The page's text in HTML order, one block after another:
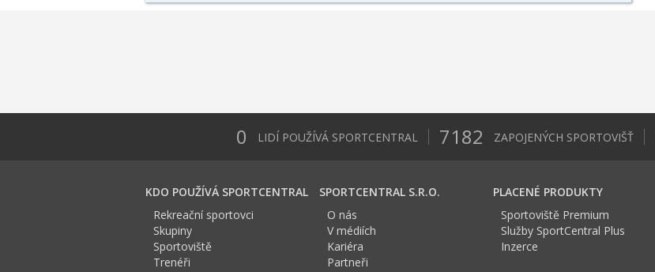
0 LIDÍ POUŽÍVÁ SPORTCENTRAL 7182 ZAPOJENÝCH SPORTOVIŠŤ
KDO POUŽÍVÁ SPORTCENTRAL
Rekreační sportovci
Skupiny
Sportoviště
Trenéři
SPORTCENTRAL S.R.O.
O nás
V médiích
Kariéra
Partneři
PLACENÉ PRODUKTY
Sportoviště Premium
Služby SportCentral Plus
Inzerce